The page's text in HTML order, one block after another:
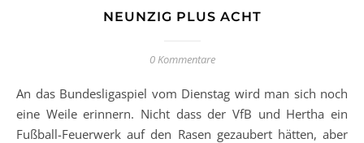
NEUNZIG PLUS ACHT
0 Kommentare
An das Bundesligaspiel vom Dienstag wird man sich noch
eine Weile erinnern. Nicht dass der VfB und Hertha ein
Fußball-Feuerwerk auf den Rasen gezaubert hätten, aber